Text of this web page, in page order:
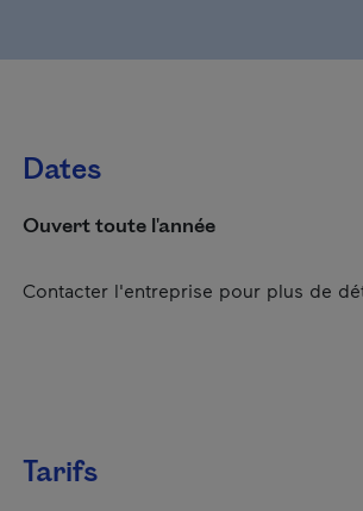
Dates
Ouvert toute l'année
Contacter l'entreprise pour plus de
Tarifs